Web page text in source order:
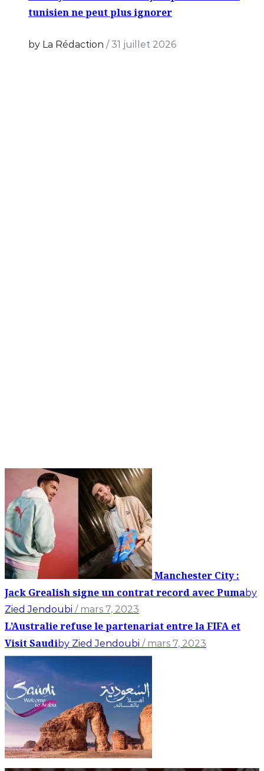
tunisien ne peut plus ignorer
by La Rédaction /31 juillet 2026
Manchester City :
Jack Grealish signe un contrat record avec Pumaby
Zied Jendoubi / mars 7, 2023
L’Australie refuse le partenariat entre la FIFA et
Visit Saudiby Zied Jendoubi / mars 7, 2023